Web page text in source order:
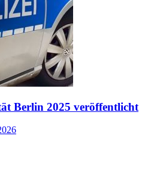
Berlin 2025 veröffentlicht